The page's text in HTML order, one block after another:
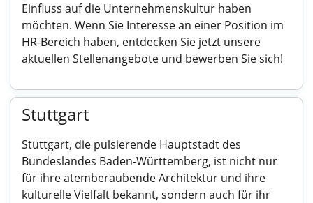
Einfluss auf die Unternehmenskultur haben
möchten. Wenn Sie Interesse an einer Position im
HR-Bereich haben, entdecken Sie jetzt unsere
aktuellen Stellenangebote und bewerben Sie sich!
Stuttgart
Stuttgart, die pulsierende Hauptstadt des
Bundeslandes Baden-Württemberg, ist nicht nur
für ihre atemberaubende Architektur und ihre
kulturelle Vielfalt bekannt, sondern auch für ihr